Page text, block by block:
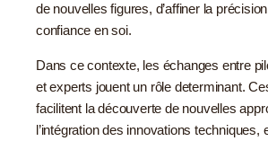
de nouvelles figures, d’affiner la
confiance en soi.
Dans ce contexte, les échanges entre
et experts jouent un rôle determinant.
facilitent la découverte de nouvelles
l’intégration des innovations techniques,